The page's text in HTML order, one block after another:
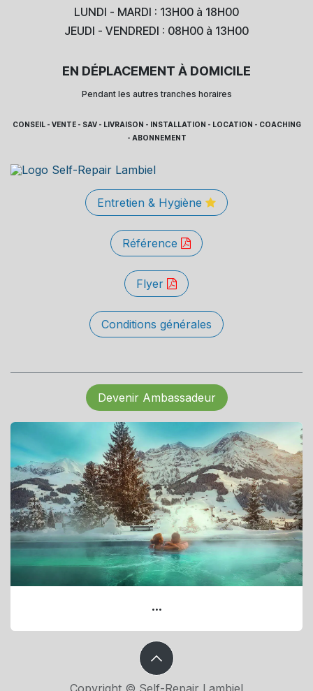
LUNDI - MARDI : 13H00 à 18H00
JEUDI - VENDREDI : 08H00 à 13H00
EN DÉPLACEMENT À DOMICILE
Pendant les autres tranches horaires
CONSEIL - VENTE - SAV - LIVRAISON - INSTALLATION - LOCATION - COACHING
- ABONNEMENT
Entretien & Hygiène
Référence
Flyer
Conditions générales
Devenir Ambassadeur
...